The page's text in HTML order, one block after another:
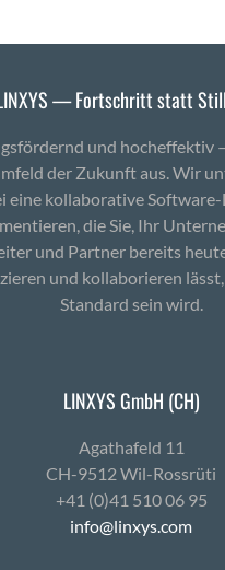
— Fortschritt statt
und hocheffektiv
der Zukunft aus. Wir
eine kollaborative Software-
die Sie, Ihr
und Partner bereits
und kollaborieren
Standard sein wird.
LINXYS GmbH (CH)
Agath­afeld 11
CH-9512 Wil-Ross­rüti
+41 (0)41 510 06 95
info@linxys.com